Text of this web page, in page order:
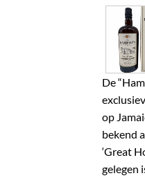
De
op
bekend
‘Great
gelegen